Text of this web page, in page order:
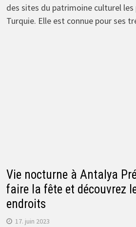
des sites du patrimoine culturel
Turquie. Elle est connue pour ses
Vie nocturne à Antalya
faire la fête et découvrez
endroits
17. juin 2023